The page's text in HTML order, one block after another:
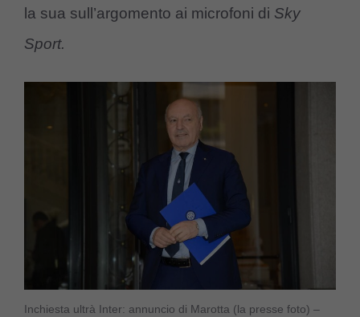
la sua sull’argomento ai microfoni di Sky
Sport.
Inchiesta ultrà Inter: annuncio di Marotta (la presse foto) –